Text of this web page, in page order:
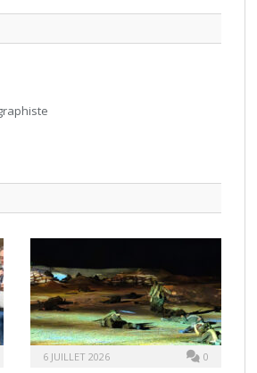
6 JUILLET 2026 0